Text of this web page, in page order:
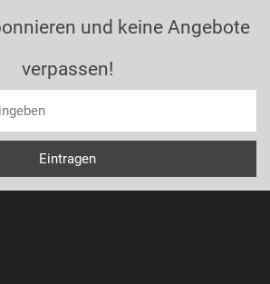
und keine Angebote
verpassen!